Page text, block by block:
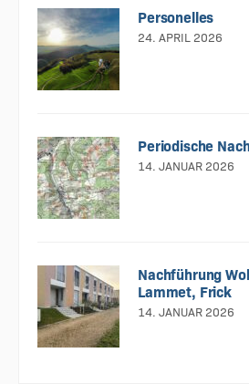
Personelles
24. APRIL 2026
Periodische
14. JANUAR 2026
Nachführung
Lammet, Frick
14. JANUAR 2026